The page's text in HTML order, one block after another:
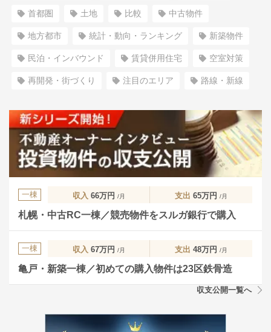
首都圏 土地 比較 中古物件
地方都市 統計・動向・ランキング 新築物件
民泊・インバウンド 賃貸併用住宅 空室対策
再開発・街づくり 注目のエリア 路線・新線
一棟 収入 66万円 /月 支出 65万円 /月
札幌・中古RC一棟／競売物件をスルガ銀行で購入
一棟 収入 67万円 /月 支出 48万円 /月
亀戸・新築一棟／初めての購入物件は23区鉄骨造
収支公開一覧へ